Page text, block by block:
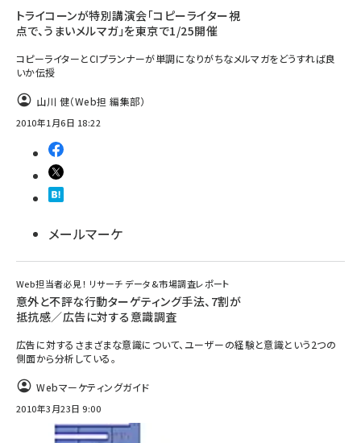
トライコーンが特別講演会「コピーライター視
点で、うまいメルマガ」を東京で1/25開催
コピーライターとCIプランナーが単調になりがちなメルマガをどうすれば良
いか伝授
山川 健（Web担 編集部）
2010年1月6日 18:22
メールマーケ
Web担当者必見！ リサーチ データ&市場調査レポート
意外と不評な行動ターゲティング手法、7割が
抵抗感／広告に対する意識調査
広告に対するさまざまな意識について、ユーザーの経験と意識という2つの
側面から分析している。
Webマーケティングガイド
2010年3月23日 9:00